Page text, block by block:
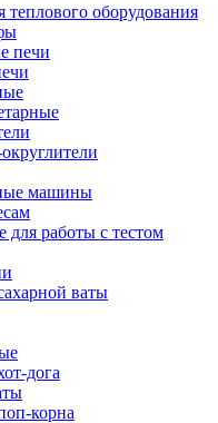
теплового оборудования
печи
машины
для работы с тестом
ваты
дога
корна